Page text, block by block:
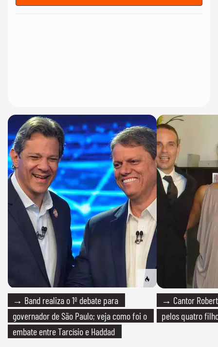
→ Band realiza o 1º debate para
governador de São Paulo; veja como foi o
embate entre Tarcísio e Haddad
→ Cantor
pelos quatro